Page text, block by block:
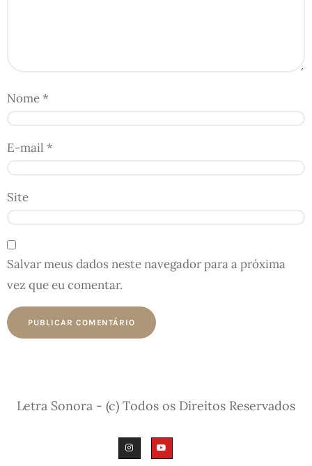
Nome*
E-mail *
Site
Salvar meus dados neste navegador para a próxima
vez que eu comentar.
Letra Sonora - (c) Todos os Direitos Reservados